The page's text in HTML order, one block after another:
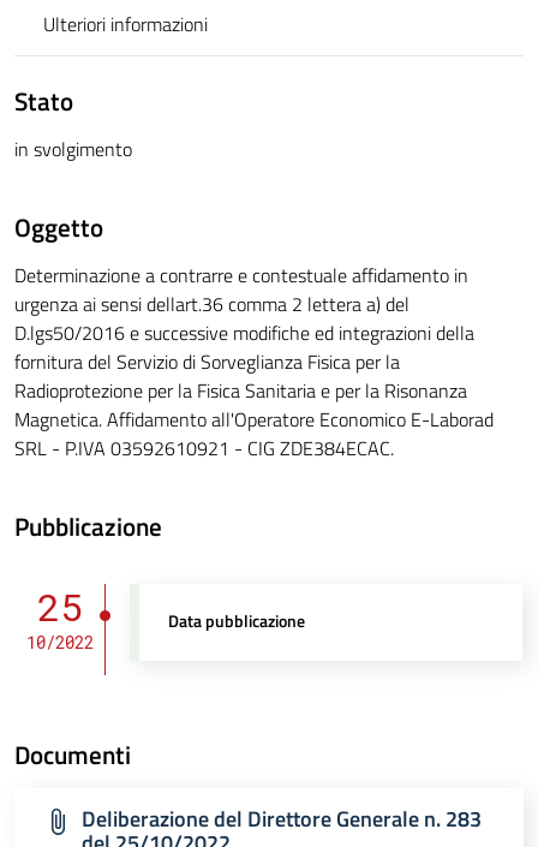
Ulteriori informazioni
Stato
in svolgimento
Oggetto
Determinazione a contrarre e contestuale affidamento in
urgenza ai sensi dellart.36 comma 2 lettera a) del
D.lgs50/2016 e successive modifiche ed integrazioni della
fornitura del Servizio di Sorveglianza Fisica per la
Radioprotezione per la Fisica Sanitaria e per la Risonanza
Magnetica. Affidamento all'Operatore Economico E-Laborad
SRL - P.IVA 03592610921 - CIG ZDE384ECAC.
Pubblicazione
25
10/2022
Data pubblicazione
Documenti
Deliberazione del Direttore Generale n. 283